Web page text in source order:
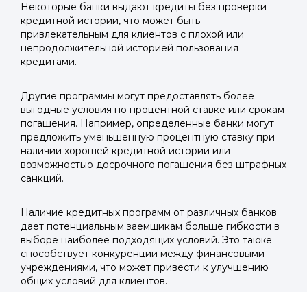
Некоторые банки выдают кредиты без проверки
кредитной истории, что может быть
привлекательным для клиентов с плохой или
непродолжительной историей пользования
кредитами.
Другие программы могут предоставлять более
выгодные условия по процентной ставке или срокам
погашения. Например, определенные банки могут
предложить уменьшенную процентную ставку при
наличии хорошей кредитной истории или
возможностью досрочного погашения без штрафных
санкций.
Наличие кредитных программ от различных банков
дает потенциальным заемщикам больше гибкости в
выборе наиболее подходящих условий. Это также
способствует конкуренции между финансовыми
учреждениями, что может привести к улучшению
общих условий для клиентов.